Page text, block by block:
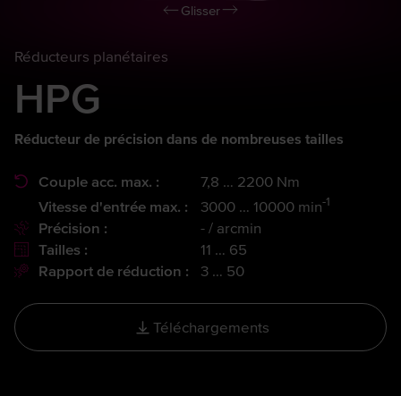
Glisser
Réducteurs planétaires
HPG
Réducteur de précision dans de nombreuses tailles
Couple acc. max. :
7,8 … 2200 Nm
Vitesse d'entrée max. :
3000 … 10000 min-1
Précision :
- / arcmin
Tailles :
11 … 65
Rapport de réduction :
3 … 50
Téléchargements